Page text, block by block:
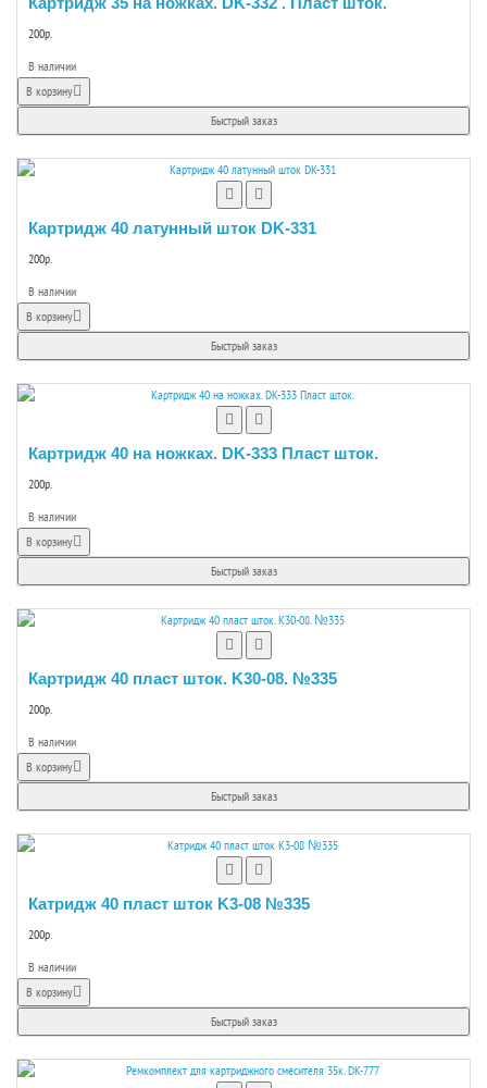
200р.
В наличии
В корзину
Быстрый заказ
Картридж 40 латунный шток DK-331
200р.
В наличии
В корзину
Быстрый заказ
Картридж 40 на ножках. DK-333 Пласт шток.
200р.
В наличии
В корзину
Быстрый заказ
Картридж 40 пласт шток. K30-08. №335
200р.
В наличии
В корзину
Быстрый заказ
Катридж 40 пласт шток K3-08 №335
200р.
В наличии
В корзину
Быстрый заказ